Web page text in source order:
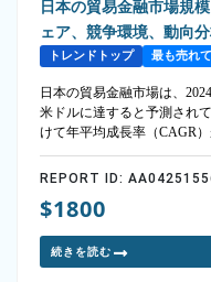
日本の貿易金融市場規
ェア、競争環境、動向
トレンドトップ 最も売れ
日本の貿易金融市場は、
米ドルに達すると予測され
けて年平均成長率（CAGR
REPORT ID:
$1800
続きを読む